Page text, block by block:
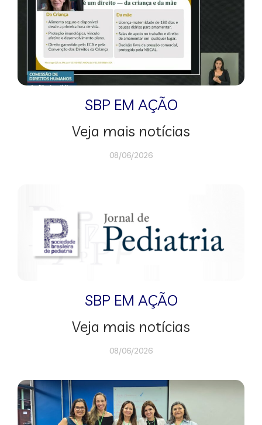
SBP EM AÇÃO
Veja mais notícias
08/06/2026
SBP EM AÇÃO
Veja mais notícias
08/06/2026